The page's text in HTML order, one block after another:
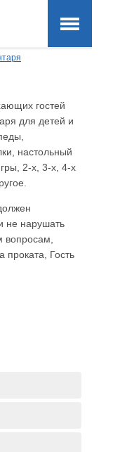
гостей
для детей и
настольный
2-х, 3-х, 4-х
не нарушать
вопросам,
проката, Гость